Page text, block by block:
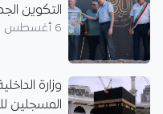
التكوين
6 أغسطس 2026
وزارة
المسجلين